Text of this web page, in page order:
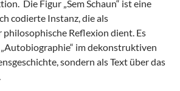
Die Figur „Sem Schaun“ ist eine
codierte Instanz, die als
Reflexion dient. Es
im dekonstruktiven
sondern als Text über das